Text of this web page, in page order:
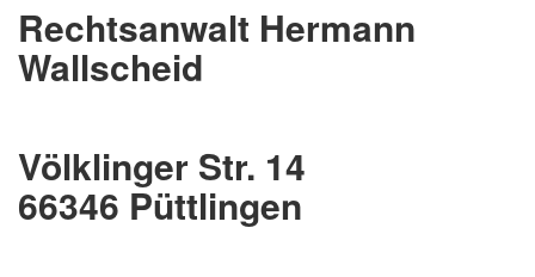
Rechtsanwalt Hermann
Wallscheid
Völklinger Str. 14
66346 Püttlingen